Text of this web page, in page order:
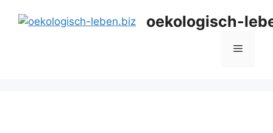
Inhalt
oekologisch-
Menü